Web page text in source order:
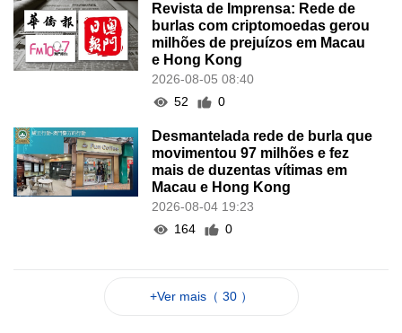
Revista de Imprensa: Rede de
burlas com criptomoedas gerou
milhões de prejuízos em Macau
e Hong Kong
2026-08-05 08:40
52
0
Desmantelada rede de burla que
movimentou 97 milhões e fez
mais de duzentas vítimas em
Macau e Hong Kong
2026-08-04 19:23
164
0
+Ver mais（ 30 ）